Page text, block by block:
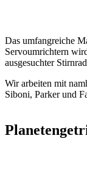
Das umfangreiche
Servoumrichtern
ausgesuchter
Wir arbeiten mit
Siboni, Parker und